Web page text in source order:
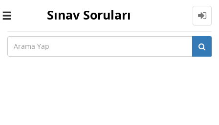
Toggle
Sınav Soruları